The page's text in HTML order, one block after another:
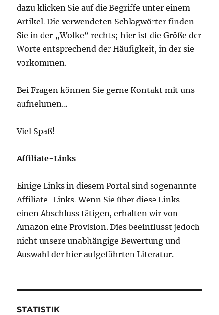
dazu klicken Sie auf die Begriffe unter einem
Artikel. Die verwendeten Schlagwörter finden
Sie in der „Wolke“ rechts; hier ist die Größe der
Worte entsprechend der Häufigkeit, in der sie
vorkommen.
Bei Fragen können Sie gerne Kontakt mit uns
aufnehmen…
Viel Spaß!
Affiliate-Links
Einige Links in diesem Portal sind sogenannte
Affiliate-Links. Wenn Sie über diese Links
einen Abschluss tätigen, erhalten wir von
Amazon eine Provision. Dies beeinflusst jedoch
nicht unsere unabhängige Bewertung und
Auswahl der hier aufgeführten Literatur.
STATISTIK